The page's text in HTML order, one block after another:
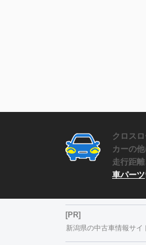
クロス
カーの
走行距
車パーツ
[PR]
新潟県の中古車情報サイ